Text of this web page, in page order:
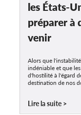
les États-
préparer à
venir
Alors que
indéniable et que
d'hostilité à l'égard
destination de nos
Lire la suite